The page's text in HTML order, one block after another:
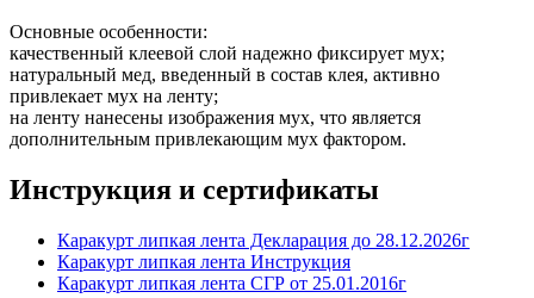
Основные особенности:
качественный клеевой слой надежно фиксирует мух;
натуральный мед, введенный в состав клея, активно
привлекает мух на ленту;
на ленту нанесены изображения мух, что является
дополнительным привлекающим мух фактором.
Инструкция и сертификаты
Каракурт липкая лента Декларация до 28.12.2026г
Каракурт липкая лента Инструкция
Каракурт липкая лента СГР от 25.01.2016г